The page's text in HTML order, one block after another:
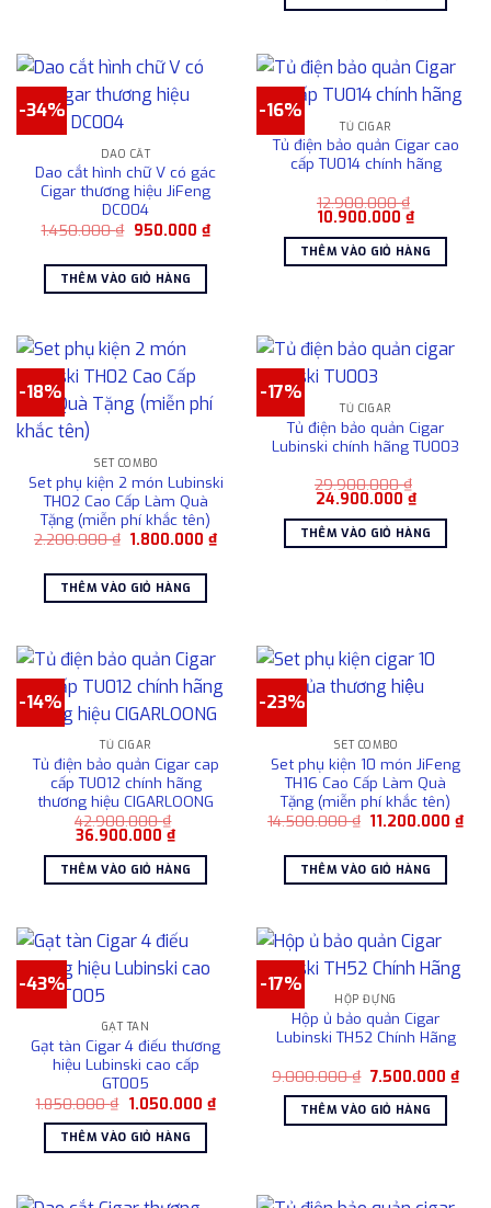
-34%
DAO CẮT
Dao cắt hình chữ V có gác
Cigar thương hiệu JiFeng
DC004
1.450.000₫ Giá
1.450.000 ₫.
950.000 ₫Giá
hiện
THÊM VÀO GIỎ HÀNG
-16%
TỦ CIGAR
Tủ điện bảo quản Cigar cao
cấp TU014 chính hãng
12.900.000₫
Giá
là:
12.900.000 ₫.
10.900.000 ₫Giá
hiện
tại
là:
THÊM VÀO GIỎ HÀNG
-18%
SET COMBO
Set phụ kiện 2 món Lubinski
TH02 Cao Cấp Làm Quà
Tặng (miễn phí khắc tên)
2.200.000₫ Giá
2.200.000 ₫.
1.800.000₫Giá
hiện
THÊM VÀO GIỎ HÀNG
-17%
TỦ CIGAR
Tủ điện bảo quản Cigar
Lubinski chính hãng TU003
29.900.000₫
Giá
là:
29.900.000 ₫.
24.900.000 ₫Giá
hiện
tại
là:
THÊM VÀO GIỎ HÀNG
-14%
TỦ CIGAR
Tủ điện bảo quản Cigar cap
cấp TU012 chính hãng
thương hiệu CIGARLOONG
42.900.000₫
Giá
là:
42.900.000 ₫.
36.900.000 ₫Giá
hiện
tại
là:
36.900.000 ₫.
THÊM VÀO GIỎ HÀNG
-23%
SET COMBO
Set phụ kiện 10 món JiFeng
TH16 Cao Cấp Làm Quà
Tặng (miễn phí khắc tên)
14.500.000₫ Giá
14.500.000 ₫.
11.200.000₫Giá
hiện
THÊM VÀO GIỎ HÀNG
-43%
GẠT TÀN
Gạt tàn Cigar 4 điếu thương
hiệu Lubinski cao cấp
GT005
1.850.000₫ Giá
là:
1.850.000 ₫.
1.050.000 ₫Giá
hiện
THÊM VÀO GIỎ HÀNG
-17%
HỘP ĐỰNG
Hộp ủ bảo quản Cigar
Lubinski TH52 Chính Hãng
9.000.000₫ Giá
là:
9.000.000 ₫.
7.500.000 ₫Giá
hiện
THÊM VÀO GIỎ HÀNG